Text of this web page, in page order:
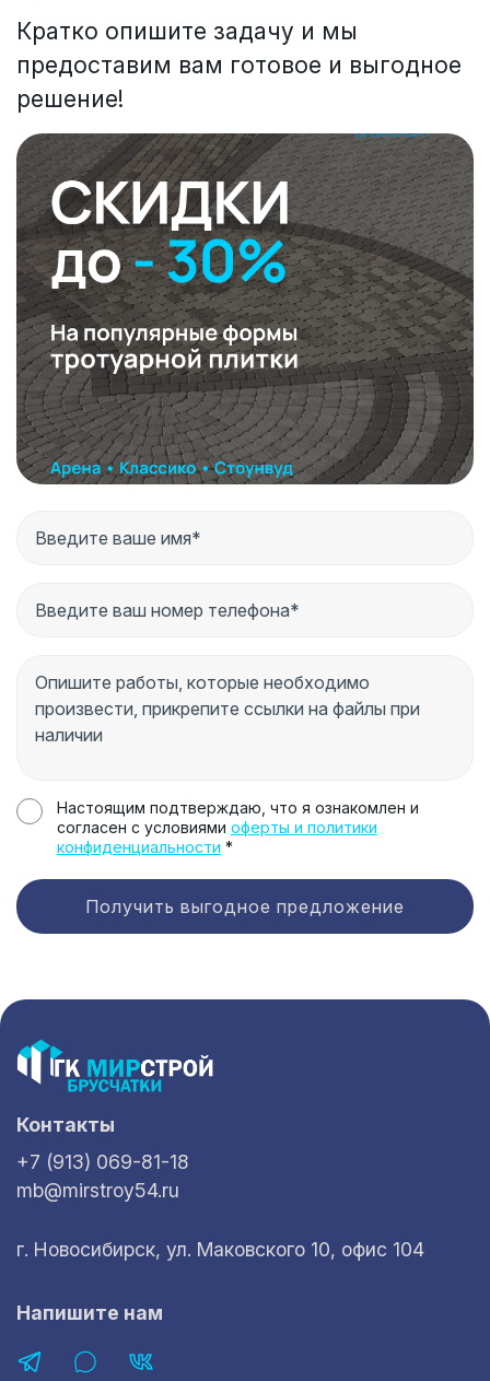
Кратко опишите задачу и мы
предоставим вам готовое и выгодное
решение!
Настоящим подтверждаю, что я ознакомлен и
согласен с условиями оферты и политики
конфиденциальности *
Получить выгодное предложение
Контакты
+7 (913) 069-81-18
mb@mirstroy54.ru
г. Новосибирск, ул. Маковского 10, офис 104
Напишите нам